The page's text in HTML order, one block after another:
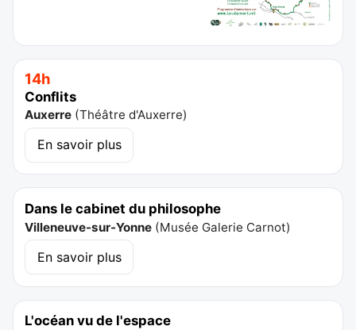
14h
Conflits
Auxerre (Théâtre d'Auxerre)
En savoir plus
Dans le cabinet du philosophe
Villeneuve-sur-Yonne (Musée Galerie Carnot)
En savoir plus
L'océan vu de l'espace